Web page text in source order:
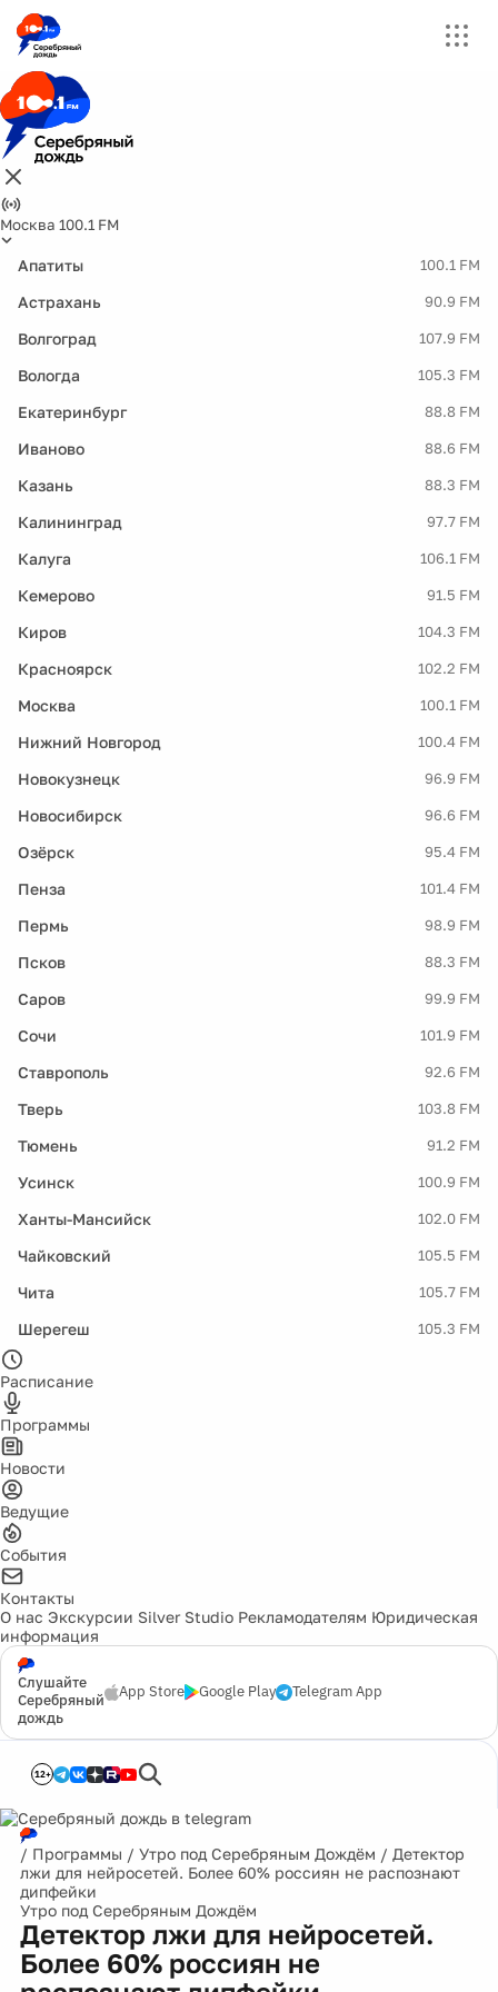
Москва 100.1 FM
Апатиты 100.1 FM
Астрахань 90.9 FM
Волгоград 107.9 FM
Вологда 105.3 FM
Екатеринбург 88.8 FM
Иваново 88.6 FM
Казань 88.3 FM
Калининград 97.7 FM
Калуга 106.1 FM
Кемерово 91.5 FM
Киров 104.3 FM
Красноярск 102.2 FM
Москва 100.1 FM
Нижний Новгород 100.4 FM
Новокузнецк 96.9 FM
Новосибирск 96.6 FM
Озёрск 95.4 FM
Пенза 101.4 FM
Пермь 98.9 FM
Псков 88.3 FM
Саров 99.9 FM
Сочи 101.9 FM
Ставрополь 92.6 FM
Тверь 103.8 FM
Тюмень 91.2 FM
Усинск 100.9 FM
Ханты-Мансийск 102.0 FM
Чайковский 105.5 FM
Чита 105.7 FM
Шерегеш 105.3 FM
Расписание
Программы
Новости
Ведущие
События
Контакты
О нас Экскурсии Silver Studio Рекламодателям Юридическая
информация
Слушайте
Серебряный
дождь
App Store Google Play Telegram App
12+
/ Программы / Утро под Серебряным Дождём / Детектор
лжи для нейросетей. Более 60% россиян не распознают
дипфейки
Утро под Серебряным Дождём
Детектор лжи для нейросетей.
Более 60% россиян не